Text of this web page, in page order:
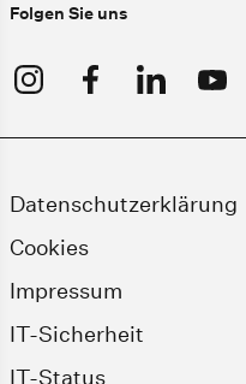
Folgen Sie uns
Datenschutzerklärung
Cookies
Impressum
IT-Sicherheit
IT-Status